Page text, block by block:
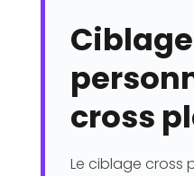
cross
Le ciblage cross